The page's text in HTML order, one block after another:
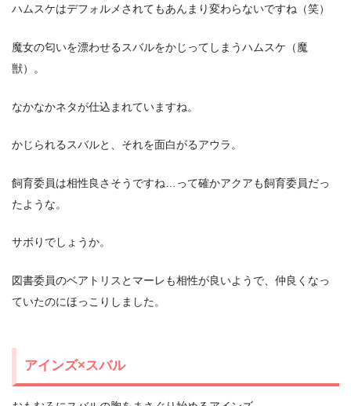
ハムスケはデフォルメされてもあんまり変わらないですね（笑）
魔女の匂いを漂わせるスバルをかじってしまうハムスケ（魔
獣）。
なかなかネタが仕込まれていますね。
かじられるスバルと、それを面白がるアウラ。
飼育委員は相性良さそうですね…って確かアクアも飼育委員だっ
たような。
サボりでしょうか。
図書委員のベアトリスとマーレも相性が良いようで、仲良くなっ
ていたのにほっこりしました。
アインズ×スバル